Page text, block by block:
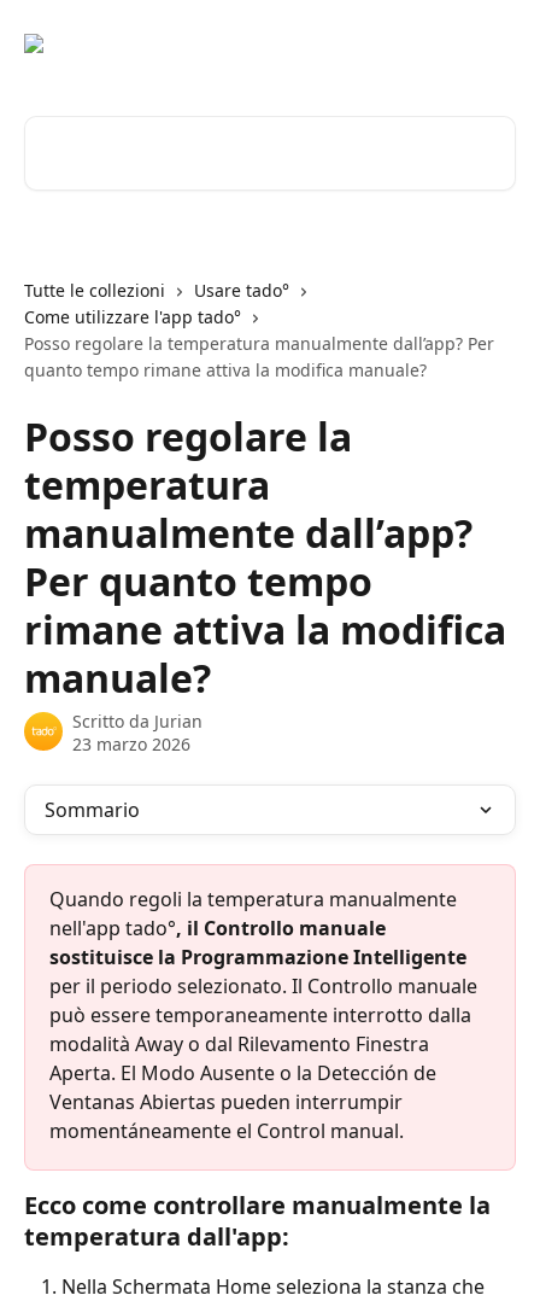
Tutte le collezioni
Usare tado°
Come utilizzare l'app tado°
Posso regolare la temperatura manualmente dall’app? Per
quanto tempo rimane attiva la modifica manuale?
Posso regolare la
temperatura
manualmente dall’app?
Per quanto tempo
rimane attiva la modifica
manuale?
Scritto da Jurian
23 marzo 2026
Sommario
Quando regoli la temperatura manualmente
nell'app tado°, il Controllo manuale
sostituisce la Programmazione Intelligente
per il periodo selezionato. Il Controllo manuale
può essere temporaneamente interrotto dalla
modalità Away o dal Rilevamento Finestra
Aperta. El Modo Ausente o la Detección de
Ventanas Abiertas pueden interrumpir
momentáneamente el Control manual.
Ecco come controllare manualmente la
temperatura dall'app:
Nella Schermata Home seleziona la stanza che